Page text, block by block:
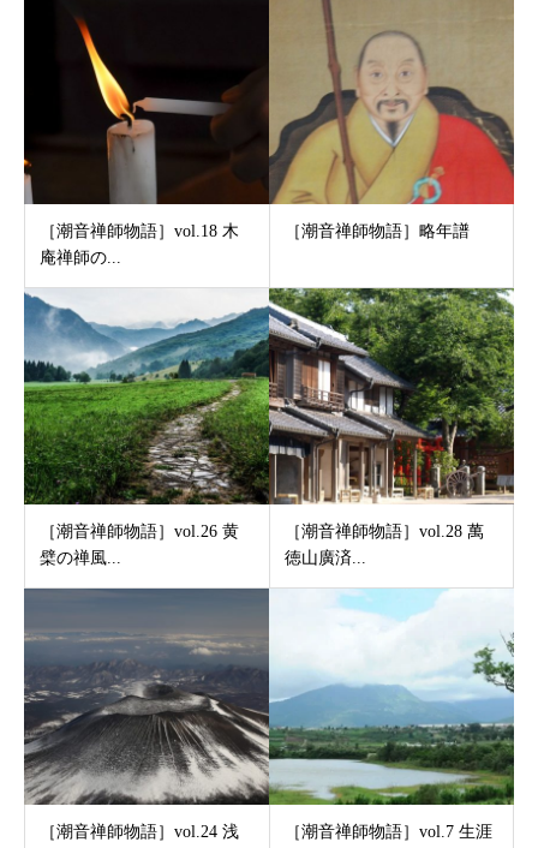
［潮音禅師物語］vol.18 木
庵禅師の...
［潮音禅師物語］略年譜
［潮音禅師物語］vol.26 黄
檗の禅風...
［潮音禅師物語］vol.28 萬
徳山廣済...
［潮音禅師物語］vol.24 浅
［潮音禅師物語］vol.7 生涯